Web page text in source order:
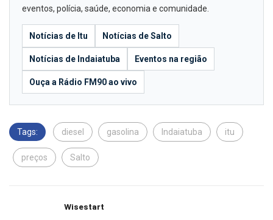
eventos, polícia, saúde, economia e comunidade.
Notícias de Itu Notícias de Salto
Notícias de Indaiatuba Eventos na região
Ouça a Rádio FM90 ao vivo
Tags: diesel gasolina Indaiatuba itu
preços Salto
Wisestart